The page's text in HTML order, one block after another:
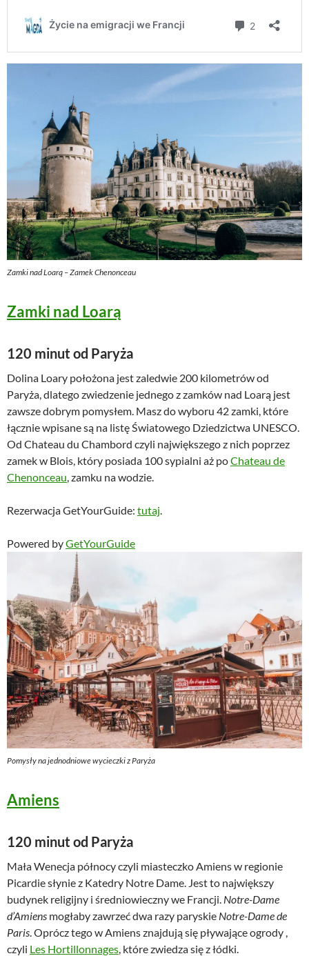
Zamki nad Loarą – Zamek Chenonceau
Zamki nad Loarą
120 minut od Paryża
Dolina Loary położona jest zaledwie 200 kilometrów od
Paryża, dlatego zwiedzenie jednego z zamków nad Loarą jest
zawsze dobrym pomysłem. Masz do wyboru 42 zamki, które
łącznie wpisane są na listę Światowego Dziedzictwa UNESCO.
Od Chateau du Chambord czyli największego z nich poprzez
zamek w Blois, który posiada 100 sypialni aż poChateau de
Chenonceau , zamku na wodzie.
Rezerwacja GetYourGuide: tutaj
Powered byGetYourGuide
Pomysły na jednodniowe wycieczki z Paryża
Amiens
120 minut od Paryża
Mała Wenecja północy czyli miasteczko Amiens w regionie
Picardie słynie z Katedry Notre Dame. Jest to największy
budynek religijny i średniowieczny we Francji. Notre-Dame
d’Amiens mogłaby zawrzeć dwa razy paryskie Notre-Dame de
Paris . Oprócz tego w Amiens znajdują się pływające ogrody ,
czyli Les Hortillonnages , które zwiedza się z łódki.